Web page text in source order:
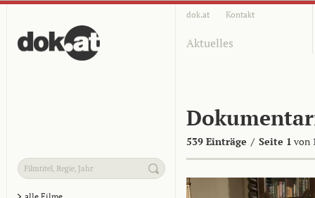
dok.at Kontakt
Aktuelles
539 Einträge / Seite 1 von